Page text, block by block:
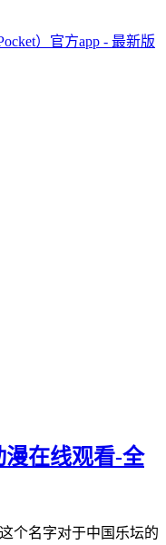
）官方app - 最新版
漫在线观看-全
个名字对于中国乐坛的